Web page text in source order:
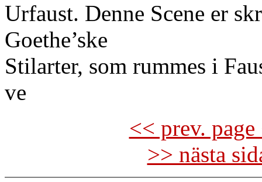
Urfaust. Denne Scene er
Goethe’ske
Stilarter, som rummes i
ve
<< prev.
>> nästa